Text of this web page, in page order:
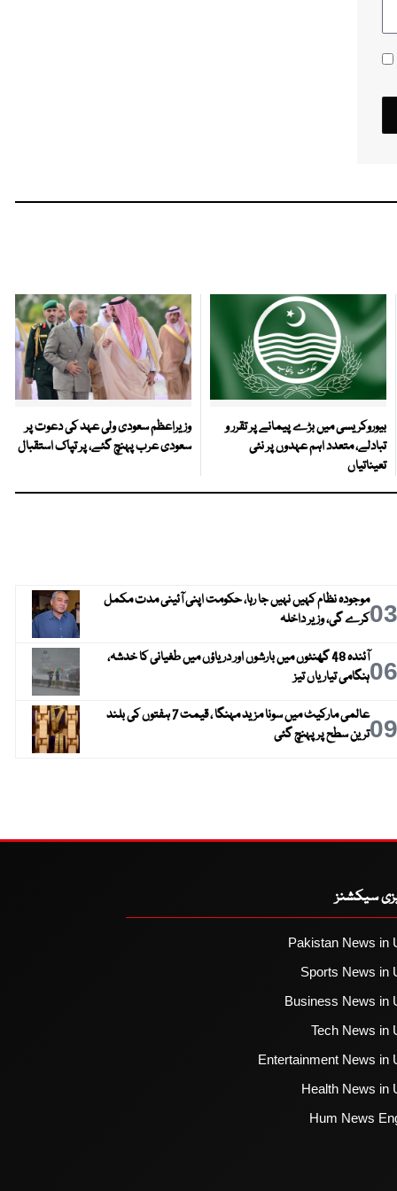
بیوروکریسی میں بڑے پیمانے پر تقرر و
تبادلے، متعدد اہم عہدوں پر نئی
تعیناتیاں
وزیراعظم سعودی ولی عہد کی دعوت پر
سعودی عرب پہنچ گئے، پر تپاک استقبال
03موجودہ نظام کہیں نہیں جا رہا، حکومت اپنی آئینی مدت مکمل
کرے گی، وزیر داخلہ
06
آئندہ 48 گھنٹوں میں بارشوں اور دریاؤں میں طغیانی کا خدشہ،
ہنگامی تیاریاں تیز
09
عالمی مارکیٹ میں سونا مزید مہنگا ، قیمت 7 ہفتوں کی بلند
ترین سطح پر پہنچ گئی
سیکشنز
Pakistan News in
Sports News in
Business News in
Tech News in
Entertainment News in
Health News in
Hum News